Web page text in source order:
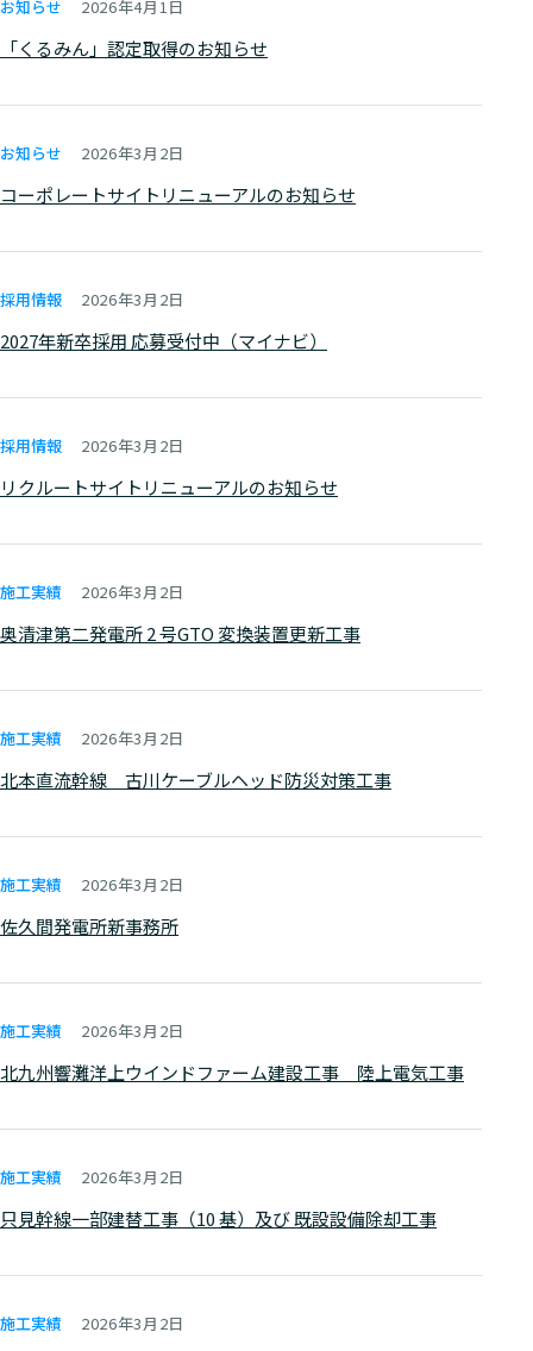
お知らせ 2026年4月1日
「くるみん」認定取得のお知らせ
お知らせ 2026年3月2日
コーポレートサイトリニューアルのお知らせ
採用情報 2026年3月2日
2027年新卒採用 応募受付中（マイナビ）
採用情報 2026年3月2日
リクルートサイトリニューアルのお知らせ
施工実績 2026年3月2日
奥清津第⼆発電所 2 号GTO 変換装置更新⼯事
施工実績 2026年3月2日
北本直流幹線 古川ケーブルヘッド防災対策工事
施工実績 2026年3月2日
佐久間発電所新事務所
施工実績 2026年3月2日
北九州響灘洋上ウインドファーム建設工事 陸上電気工事
施工実績 2026年3月2日
只見幹線一部建替工事（10 基）及び 既設設備除却工事
施工実績 2026年3月2日